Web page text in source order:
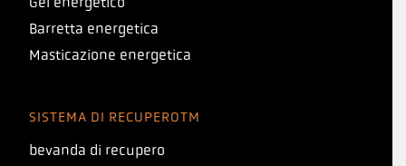
Barretta energetica
Masticazione energetica
SISTEMA DI RECUPEROTM
bevanda di recupero